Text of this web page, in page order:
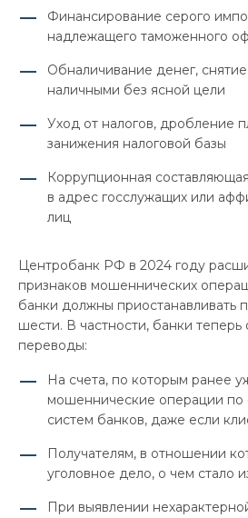
Финансирование серого
надлежащего таможенного
Обналичивание денег,
наличными без ясной цели
Уход от налогов, дробление
занижения налоговой базы
Коррупционная
в адрес госслужащих или
лиц
Центробанк РФ в 2024 году
признаков мошеннических
банки должны приостанавливать
шести. В частности, банки теперь
переводы:
На счета, по которым ранее
мошеннические операции
систем банков, даже если
Получателям, в отношении
уголовное дело, о чем стало
При выявлении